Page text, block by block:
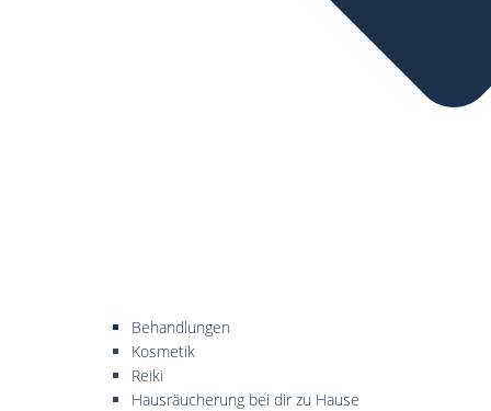
Behandlungen
Kosmetik
Reiki
Hausräucherung bei dir zu Hause